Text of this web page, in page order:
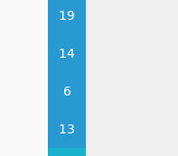
19
14
6
13